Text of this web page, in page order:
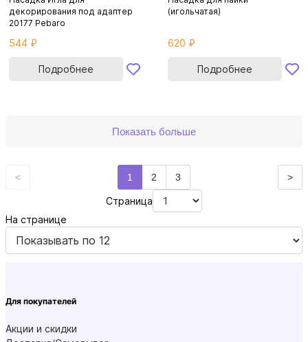
декорирования под адаптер
20177 Pebaro
544 ₽
Подробнее
(игольчатая)
620 ₽
Подробнее
Показать больше
< 1 2 3 >
Страница
На странице
Для покупателей
Акции и скидки